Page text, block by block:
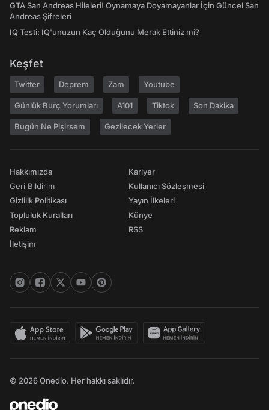
GTA San Andreas Hileleri! Oynamaya Doyamayanlar İçin Güncel San
Andreas Şifreleri
IQ Testi: IQ'unuzun Kaç Olduğunu Merak Ettiniz mi?
Keşfet
Twitter Deprem Zam Youtube
Günlük Burç Yorumları A101 Tiktok Son Dakika
Bugün Ne Pişirsem Gezilecek Yerler
Hakkımızda
Geri Bildirim
Gizlilik Politikası
Topluluk Kuralları
Reklam
İletişim
Kariyer
Kullanıcı Sözleşmesi
Yayın İlkeleri
Künye
RSS
© 2026 Onedio. Her hakkı saklıdır.